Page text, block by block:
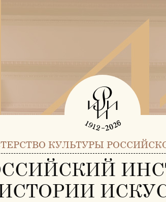
КУЛЬТУРЫ